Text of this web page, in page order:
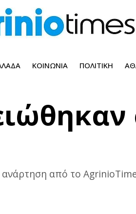
ΚΟΙΝΩΝΊΑ ΠΟΛΙΤΙΚΉ
ανάρτηση από το